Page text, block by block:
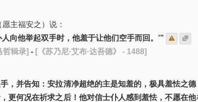
主福安之）说：
向他举起双手时，他羞于让他们空手而回。’”
哲辑录] - [《苏乃尼·艾布·达吾德》 - 1488]
，并告知：安拉清净超绝的主是知羞的，极具羞怯之
更何况在祈求之后！他对信士仆人感到羞怯，不愿在